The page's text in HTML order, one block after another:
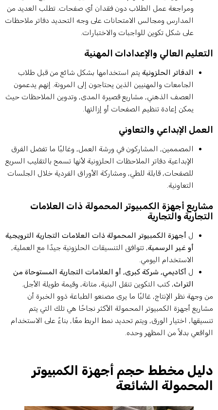
ومراجعة عمل الطلاب دون فقدان أي صفحات. تطلب العديد من
المدارس ومجالس الامتحانات على وجه التحديد دفاتر ملاحظات
على شكل تكوين للواجبات والاختبارات.
العالي والإعدادات المهنية
الدفاتر الحلزونيةيتم استخدامها بشكل شائع من قبل طلاب
الجامعات والمهنيين الذين يحتاجون إلى المرونة. إنهم يدعمون
العصف الذهني, مشاريع قصيرة المدى, وتدوين الملاحظات حيث
يمكن إعادة تنظيم الصفحات أو إزالتها.
الإبداعي والتعاوني
المصممين, المشاركون في ورشة العمل, وغالبًا ما تفضل الفرق
الإبداعية دفاتر الملاحظات الحلزونية لأنها تسمح بالتقليب السريع
للصفحات, قابلة للطي, ومشاركة الأوراق الفردية خلال الجلسات
التعاونية.
أجهزة الكمبيوتر المحمولة ذات العلامات
والتجارية
ل
أجهزة الكمبيوتر المحمولة ذات العلامات التجارية الترويجية
أو غير الرسمية, تتوافق التنسيقات الحلزونية جيدًا مع العملية,
الاستخدام اليومي.
ل
أكاديمي, شركة كبرى, أو العلامات التجارية المستوحاة من
التراث , كتب التكوين تنقل البنية, متانة, وقيمة طويلة الأجل.
وجهة نظر الإنتاج, غالبًا ما يرى مصنعو الطباعة ذوو الخبرة أن
أجهزة الكمبيوتر المحمولة الأكثر نجاحًا هي تلك التي يتم
اختيار الورق, ويتم تحديد نمط الربط معًا, بناءً على الاستخدام
بدلاً من المظهر وحده.
مخطط حجم أجهزة الكمبيوتر
الشائعة